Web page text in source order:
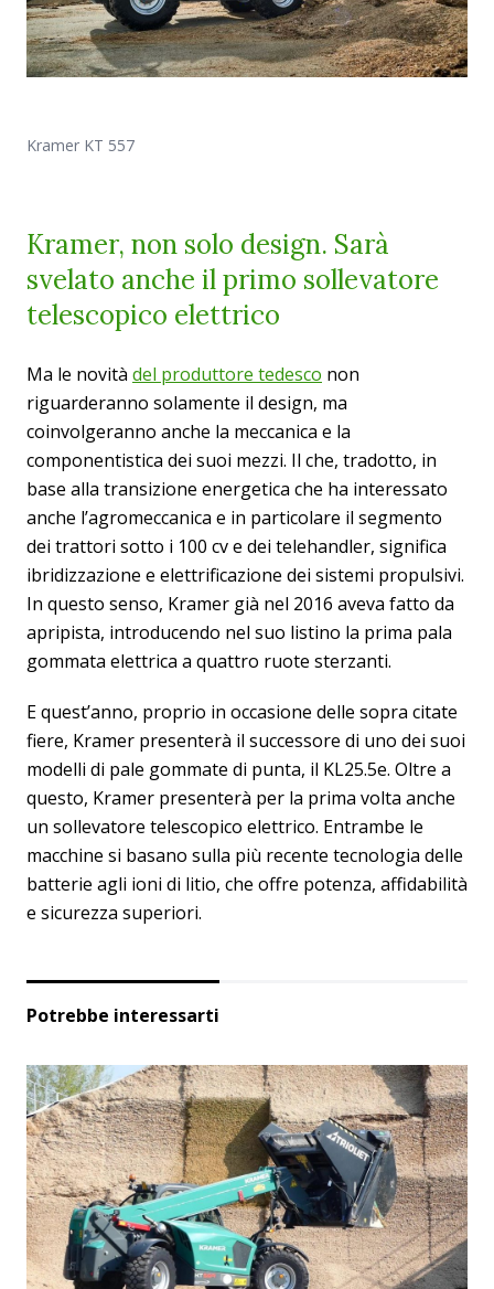
Kramer KT 557
Kramer, non solo design. Sarà
svelato anche il primo sollevatore
telescopico elettrico
Ma le novità del produttore tedesco non
riguarderanno solamente il design, ma
coinvolgeranno anche la meccanica e la
componentistica dei suoi mezzi. Il che, tradotto, in
base alla transizione energetica che ha interessato
anche l’agromeccanica e in particolare il segmento
dei trattori sotto i 100 cv e dei telehandler, significa
ibridizzazione e elettrificazione dei sistemi propulsivi.
In questo senso, Kramer già nel 2016 aveva fatto da
apripista, introducendo nel suo listino la prima pala
gommata elettrica a quattro ruote sterzanti.
E quest’anno, proprio in occasione delle sopra citate
fiere, Kramer presenterà il successore di uno dei suoi
modelli di pale gommate di punta, il KL25.5e. Oltre a
questo, Kramer presenterà per la prima volta anche
un sollevatore telescopico elettrico. Entrambe le
macchine si basano sulla più recente tecnologia delle
batterie agli ioni di litio, che offre potenza, affidabilità
e sicurezza superiori.
Potrebbe interessarti